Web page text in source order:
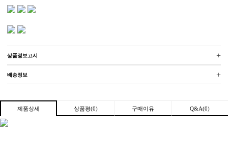
상품정보고시 +
배송정보 +
제품상세 상품평(0) 구매이유 Q&A(0)